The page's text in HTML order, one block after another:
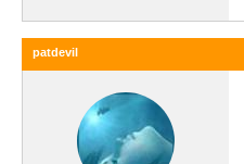
patdevil